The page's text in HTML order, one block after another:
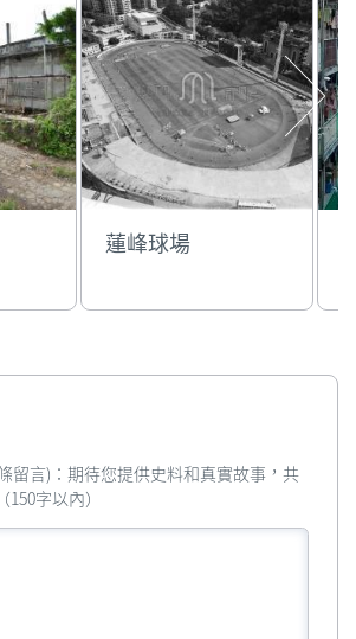
蓮峰球場
留言)：期待您提供史料和真實故事，共
150字以內）